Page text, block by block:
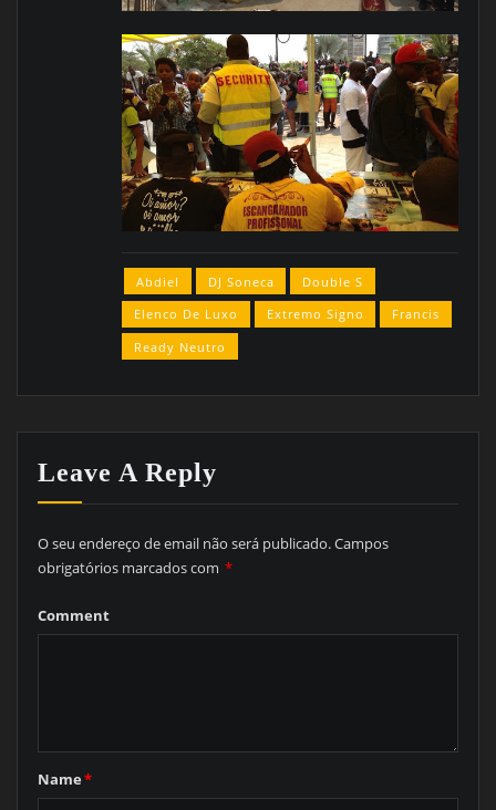
Abdiel DJ Soneca
Double S
Elenco De Luxo
Extremo Signo
Francis
Ready Neutro
Leave A Reply
O seu endereço de email não será publicado.Campos
obrigatórios marcados com *
Comment
Name*